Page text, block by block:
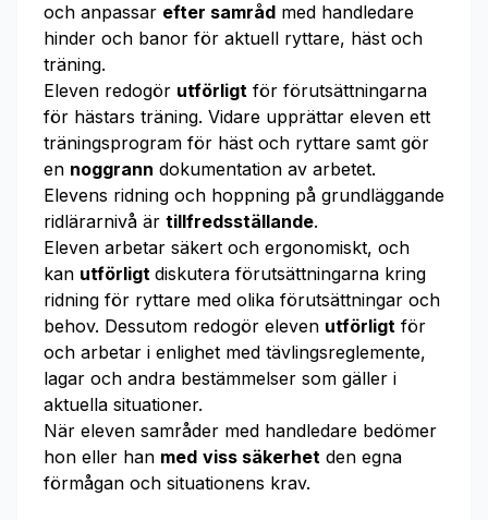
och anpassar efter samråd med handledare
hinder och banor för aktuell ryttare, häst och
träning.
Eleven redogör utförligt för förutsättningarna
för hästars träning. Vidare upprättar eleven ett
träningsprogram för häst och ryttare samt gör
en noggrann dokumentation av arbetet.
Elevens ridning och hoppning på grundläggande
ridlärarnivå är tillfredsställande.
Eleven arbetar säkert och ergonomiskt, och
kan utförligt diskutera förutsättningarna kring
ridning för ryttare med olika förutsättningar och
behov. Dessutom redogör eleven utförligt för
och arbetar i enlighet med tävlingsreglemente,
lagar och andra bestämmelser som gäller i
aktuella situationer.
När eleven samråder med handledare bedömer
hon eller han med viss säkerhet den egna
förmågan och situationens krav.